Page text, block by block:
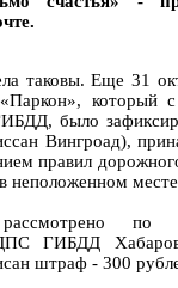
таковы. Еще 31
который
было
Вингроад),
правил
неположенном
рассмотрено
ДПС ГИБДД
штраф - 300